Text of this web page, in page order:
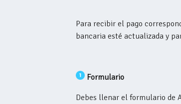
Para recibir el pago
bancaria esté actualizada y
Formulario
Debes llenar el formulario de